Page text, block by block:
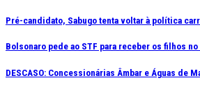
Ir
o
conteúdo
Pré-candidato, Sabugo tenta voltar à política
Bolsonaro pede ao STF para receber os filhos no
DESCASO: Concessionárias Âmbar e Águas de